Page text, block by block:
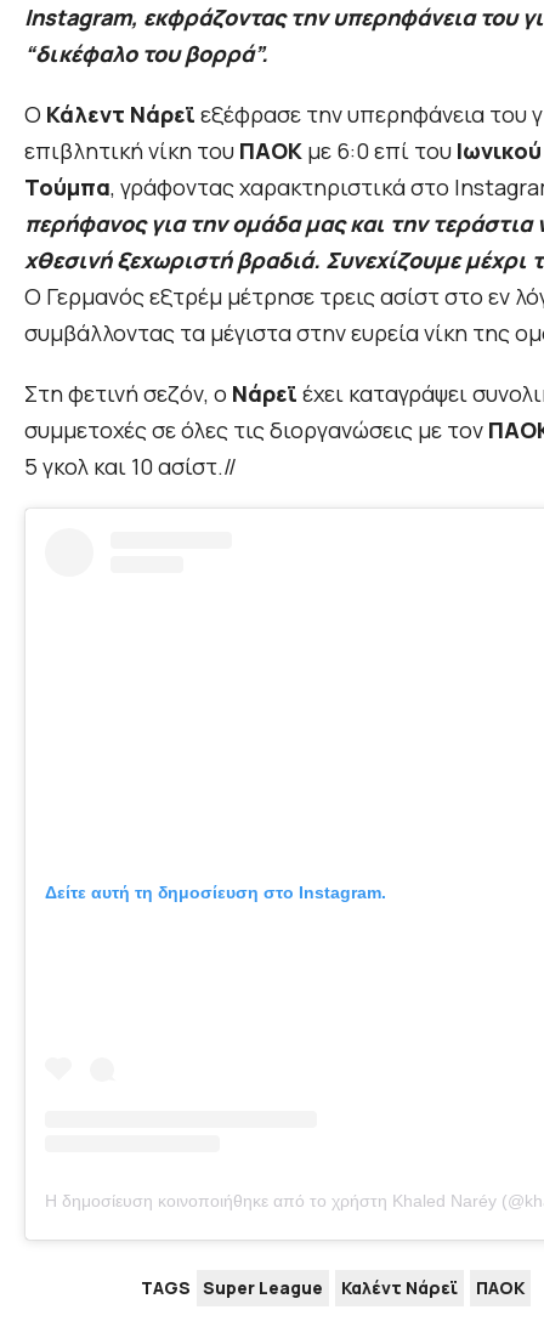
Instagram, εκφράζοντας την υπερηφάνεια του
“δικέφαλο του βορρά”.
Ο Κάλεντ Νάρεϊ εξέφρασε την υπερηφάνεια του
επιβλητική νίκη του ΠΑΟΚ με 6:0 επί του Ιωνικού
Τούμπα, γράφοντας χαρακτηριστικά στο
περήφανος για την ομάδα μας και την τεράστια
χθεσινή ξεχωριστή βραδιά. Συνεχίζουμε μέχρι
Ο Γερμανός εξτρέμ μέτρησε τρεις ασίστ στο εν
συμβάλλοντας τα μέγιστα στην ευρεία νίκη της
Στη φετινή σεζόν, ο Νάρεϊ έχει καταγράψει
συμμετοχές σε όλες τις διοργανώσεις με τον
5 γκολ και 10 ασίστ.//
Δείτε αυτή τη δημοσίευση στο Instagram.
Η δημοσίευση κοινοποιήθηκε από το χρήστη Khaled Naréy
TAGS Super League Καλέντ Νάρεϊ ΠΑΟΚ